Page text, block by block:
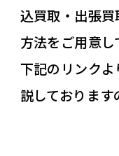
込買取・出張
方法をご用意し
下記のリンク
説しております